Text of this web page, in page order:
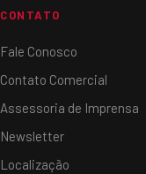
CONTATO
Fale Conosco
Contato Comercial
Assessoria de Imprensa
Newsletter
Localização